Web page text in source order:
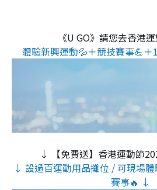
《U GO》請您去香港
體驗新興運動💦＋競技賽事💪＋
↓ 【免費送】香港運動節
↓ 設過百運動用品攤位 / 可現場
賽事🔥 ↓